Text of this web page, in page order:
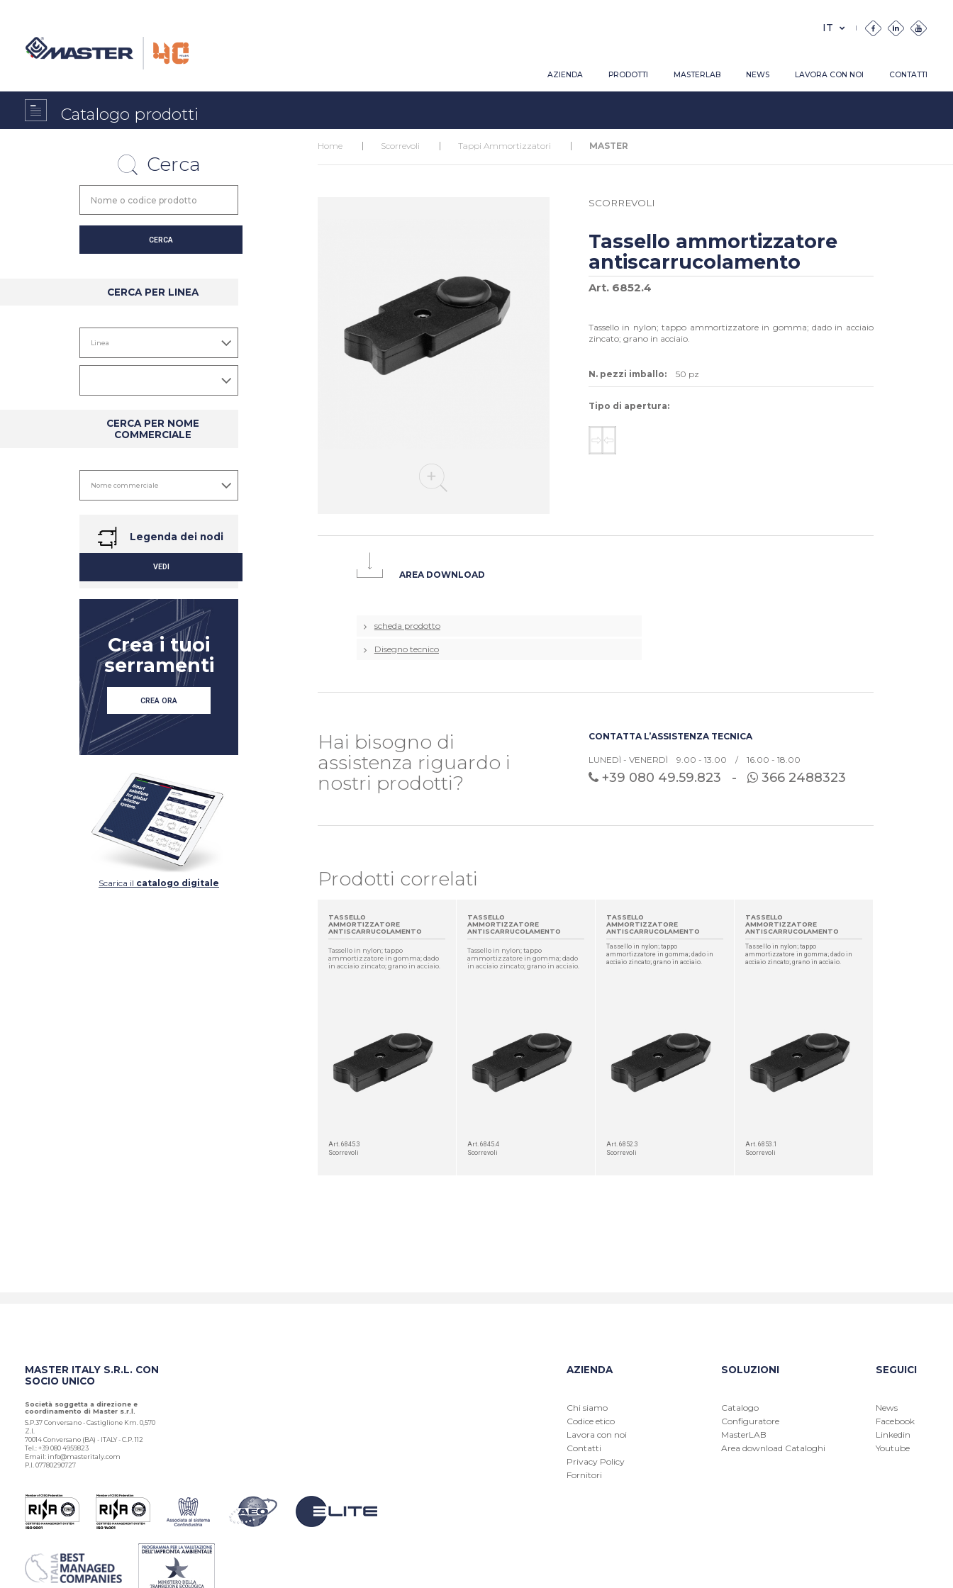
AZIENDA PRODOTTI MASTERLAB NEWS LAVORA CON NOI CONTATTI
Catalogo prodotti
Cerca
CERCA PER LINEA
CERCA PER NOME
COMMERCIALE
Legenda dei nodi
VEDI
Crea i tuoi
serramenti
CREA ORA
Scarica il catalogo digitale
Home Scorrevoli Tappi Ammortizzatori MASTER
SCORREVOLI
Tassello ammortizzatore
antiscarrucolamento
Art. 6852.4
Tassello in nylon; tappo ammortizzatore in gomma; dado in acciaio
zincato; grano in acciaio.
N. pezzi imballo: 50 pz
Tipo di apertura:
AREA DOWNLOAD
scheda prodotto
Disegno tecnico
Hai bisogno di
assistenza riguardo i
nostri prodotti?
CONTATTA L’ASSISTENZA TECNICA
LUNEDÌ - VENERDÌ 9.00 - 13.00 / 16.00 - 18.00
+39 080 49.59.823 - 366 2488323
Prodotti correlati
TASSELLO
AMMORTIZZATORE
ANTISCARRUCOLAMENTO
Tassello in nylon; tappo
ammortizzatore in gomma; dado
in acciaio zincato; grano in acciaio.
Art. 6845.3
Scorrevoli
TASSELLO
AMMORTIZZATORE
ANTISCARRUCOLAMENTO
Tassello in nylon; tappo
ammortizzatore in gomma; dado
in acciaio zincato; grano in acciaio.
Art. 6845.4
Scorrevoli
TASSELLO
AMMORTIZZATORE
ANTISCARRUCOLAMENTO
Tassello in nylon; tappo
ammortizzatore in gomma; dado in
acciaio zincato; grano in acciaio.
Art. 6852.3
Scorrevoli
TASSELLO
AMMORTIZZATORE
ANTISCARRUCOLAMENTO
Tassello in nylon; tappo
ammortizzatore in gomma; dado in
acciaio zincato; grano in acciaio.
Art. 6853.1
Scorrevoli
MASTER ITALY S.R.L. CON
SOCIO UNICO
Società soggetta a direzione e
coordinamento di Master s.r.l.
S.P.37 Conversano - Castiglione Km. 0,570
Z.I.
70014 Conversano (BA) - ITALY - C.P. 112
Tel.: +39 080 4959823
Email: info@masteritaly.com
P.I. 07780290727
AZIENDA
Chi siamo
Codice etico
Lavora con noi
Contatti
Privacy Policy
Fornitori
SOLUZIONI
Catalogo
Configuratore
MasterLAB
Area download Cataloghi
SEGUICI
News
Facebook
Linkedin
Youtube